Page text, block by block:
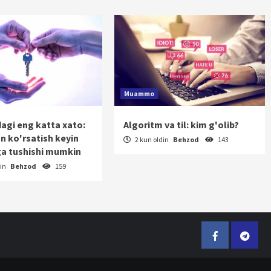
eng katta xato:
ko'rsatish keyin
tushishi mumkin
Behzod 159
Muammo
Algoritm va til: kim g'olib?
2 kun oldin Behzod 143
Facebook